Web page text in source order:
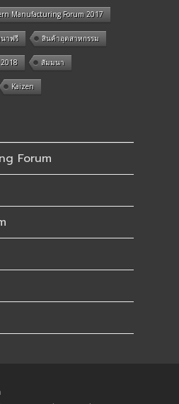
Manufacturing Forum 2017
าฟรี สินค้าอุตสาหกรรม
สัมมนา
Kaizen
Forum